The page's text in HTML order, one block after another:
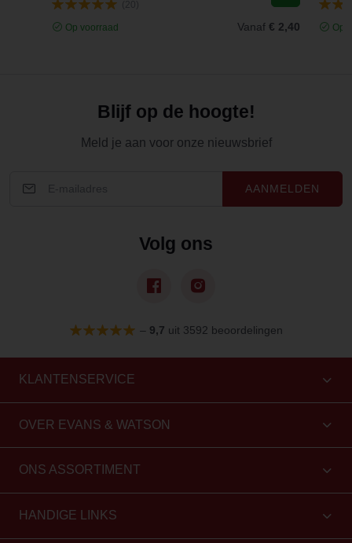
Op voorraad Vanaf € 2,40 Op
Blijf op de hoogte!
Meld je aan voor onze nieuwsbrief
AANMELDEN
Volg ons
– 9,7 uit 3592 beoordelingen
KLANTENSERVICE
OVER EVANS & WATSON
ONS ASSORTIMENT
HANDIGE LINKS